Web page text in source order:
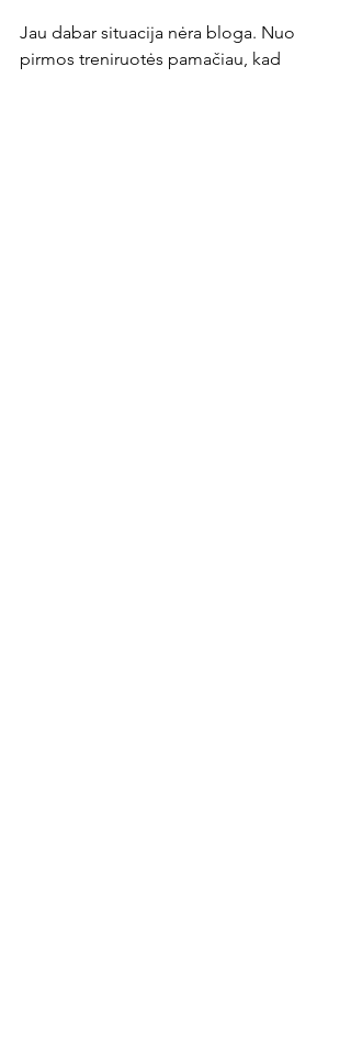
Jau dabar situacija nėra bloga. Nuo
pirmos treniruotės pamačiau, kad